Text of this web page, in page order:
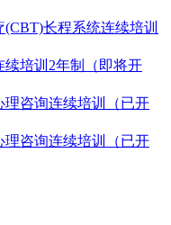
(CBT)长程系统连续培训
续培训2年制（即将开
理咨询连续培训（已开
理咨询连续培训（已开